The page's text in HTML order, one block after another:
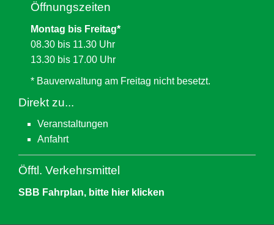
Öffnungszeiten
Montag bis Freitag*
08.30 bis 11.30 Uhr
13.30 bis 17.00 Uhr
* Bauverwaltung am Freitag nicht besetzt.
Direkt zu...
Veranstaltungen
Anfahrt
Öfftl. Verkehrsmittel
SBB Fahrplan, bitte hier klicken